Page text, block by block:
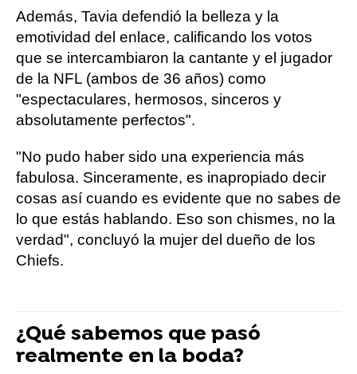
Además, Tavia defendió la belleza y la
emotividad del enlace, calificando los votos
que se intercambiaron la cantante y el jugador
de la NFL (ambos de 36 años) como
"espectaculares, hermosos, sinceros y
absolutamente perfectos".
"No pudo haber sido una experiencia más
fabulosa. Sinceramente, es inapropiado decir
cosas así cuando es evidente que no sabes de
lo que estás hablando. Eso son chismes, no la
verdad", concluyó la mujer del dueño de los
Chiefs.
¿Qué sabemos que pasó
realmente en la boda?